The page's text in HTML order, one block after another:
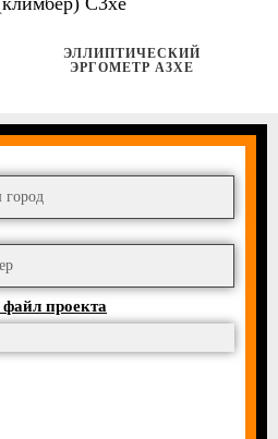
ЭЛЛИПТИЧЕСКИЙ
ЭРГОМЕТР A3XE
проекта